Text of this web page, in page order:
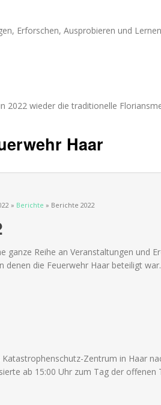
Erforschen, Ausprobieren und
2022 wieder die traditionelle
Haar
» Berichte » Berichte 2022
ganze Reihe an Veranstaltungen und
denen die Feuerwehr Haar beteiligt
Zentrum in Haar
ab 15:00 Uhr zum Tag der offenen